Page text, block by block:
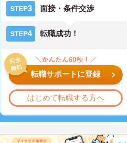
STEP3 面接・条件交渉
STEP4 転職成功！
転職サポートに登録
はじめて転職する方へ